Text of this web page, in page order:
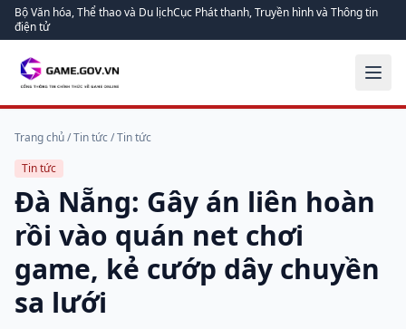
Bộ Văn hóa, Thể thao và Du lịchCục Phát thanh, Truyền hình và Thông tin
điện tử
Trang chủ/Tin tức/Tin tức
Tin tức
Đà Nẵng: Gây án liên hoàn
rồi vào quán net chơi
game, kẻ cướp dây chuyền
sa lưới